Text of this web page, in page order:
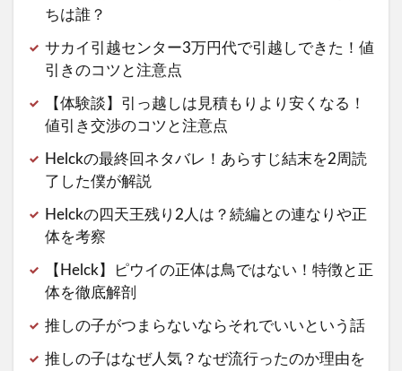
ちは誰？
サカイ引越センター3万円代で引越しできた！値
引きのコツと注意点
【体験談】引っ越しは見積もりより安くなる！
値引き交渉のコツと注意点
Helckの最終回ネタバレ！あらすじ結末を2周読
了した僕が解説
Helckの四天王残り2人は？続編との連なりや正
体を考察
【Helck】ピウイの正体は鳥ではない！特徴と正
体を徹底解剖
推しの子がつまらないならそれでいいという話
推しの子はなぜ人気？なぜ流行ったのか理由を